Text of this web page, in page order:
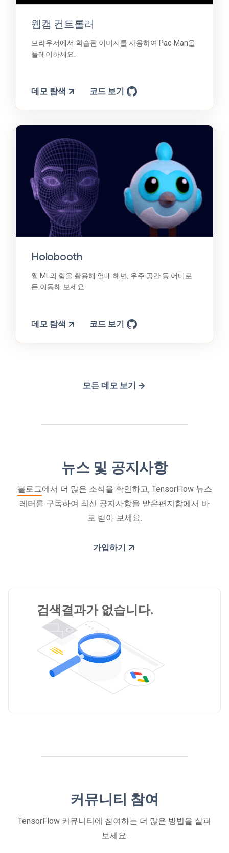
웹캠 컨트롤러
브라우저에서 학습된 이미지를 사용하여 Pac-Man을
플레이하세요.
데모 탐색 코드 보기
Holobooth
웹 ML의 힘을 활용해 열대 해변, 우주 공간 등 어디로
든 이동해 보세요.
데모 탐색 코드 보기
모든 데모 보기
뉴스 및 공지사항
블로그에서 더 많은 소식을 확인하고, TensorFlow 뉴스
레터를 구독하여 최신 공지사항을 받은편지함에서 바
로 받아 보세요.
가입하기
검색결과가 없습니다.
커뮤니티 참여
TensorFlow 커뮤니티에 참여하는 더 많은 방법을 살펴
보세요.